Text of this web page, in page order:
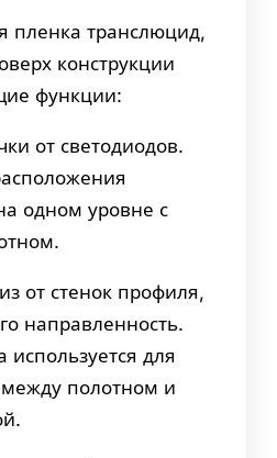
пленка транслюцид,
конструкции
функции:
от светодиодов.
одном уровне с
от стенок профиля,
направленность.
используется для
полотном и